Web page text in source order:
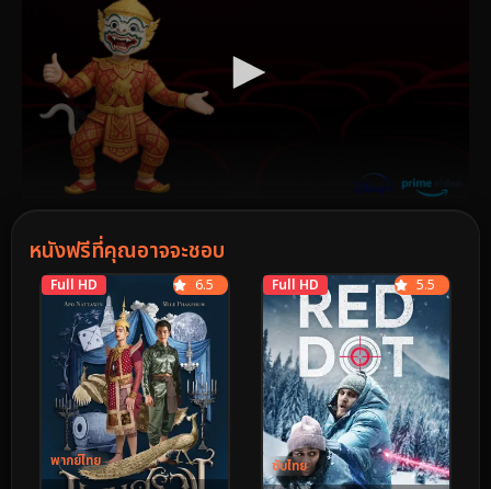
หนังฟรีที่คุณอาจจะชอบ
Full HD
พากย์ไทย
6.5 Full HD
ซับไทย
5.5